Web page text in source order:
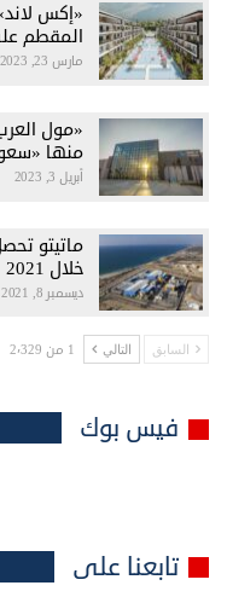
«إكس
المقطم
مارس 23, 2023
«مول
منها
أبريل 3, 2023
ماتيتو
خلال 2021
ديسمبر 8, 2021
السابق التالي 1 من 2٬329
فيس بوك
تابعنا على